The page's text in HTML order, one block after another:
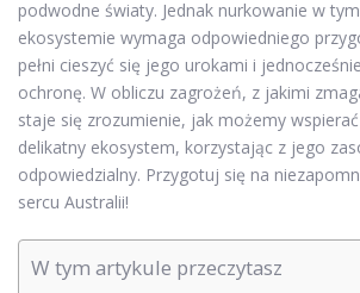
podwodne światy. Jednak nurkowanie w
ekosystemie wymaga odpowiedniego
pełni cieszyć się jego urokami i
ochronę. W obliczu zagrożeń, z jakimi
staje się zrozumienie, jak możemy
delikatny ekosystem, korzystając z jego
odpowiedzialny. Przygotuj się na
sercu Australii!
W tym artykule przeczytasz